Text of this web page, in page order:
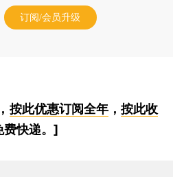
订阅/会员升级
按此优惠订阅全年， 按此收
费快递。]